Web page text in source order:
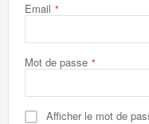
Email
Mot de passe
Afficher le mot de